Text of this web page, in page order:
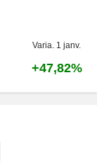
Varia. 1 janv.
+47,82%